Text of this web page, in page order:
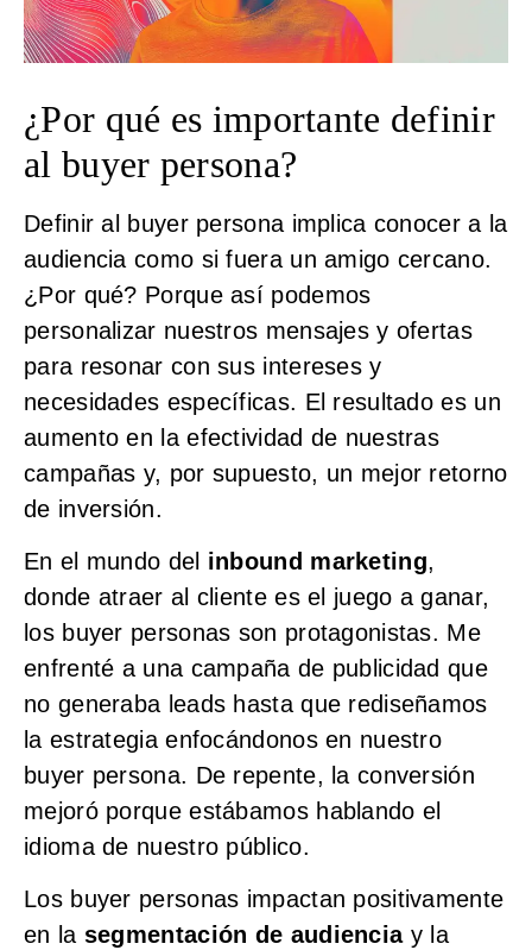
¿Por qué es importante definir
al buyer persona?
Definir al buyer persona implica conocer a la
audiencia como si fuera un amigo cercano.
¿Por qué? Porque así podemos
personalizar nuestros mensajes y ofertas
para resonar con sus intereses y
necesidades específicas. El resultado es un
aumento en la efectividad de nuestras
campañas y, por supuesto, un mejor retorno
de inversión.
En el mundo del inbound marketing,
donde atraer al cliente es el juego a ganar,
los buyer personas son protagonistas. Me
enfrenté a una campaña de publicidad que
no generaba leads hasta que rediseñamos
la estrategia enfocándonos en nuestro
buyer persona. De repente, la conversión
mejoró porque estábamos hablando el
idioma de nuestro público.
Los buyer personas impactan positivamente
en la segmentación de audienciay la